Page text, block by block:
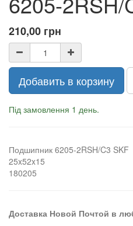
210,00 грн
Добавить в корзину
Під замовлення 1 день.
Подшипник 6205-2RSH/C3 SKF
25x52x15
180205
Доставка Новой Почтой в